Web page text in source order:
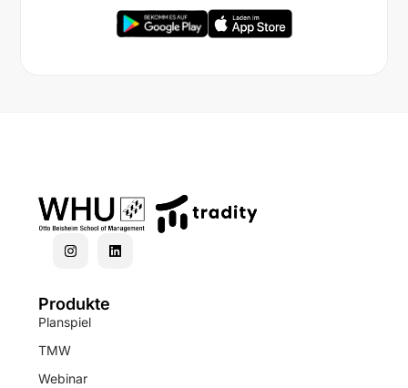
Produkte
Planspiel
TMW
Webinar